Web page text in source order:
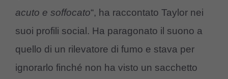
acuto e soffocato“, ha raccontato Taylor nei
suoi profili social. Ha paragonato il suono a
quello di un rilevatore di fumo e stava per
ignorarlo finché non ha visto un sacchetto